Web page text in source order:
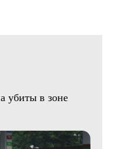
убиты в зоне